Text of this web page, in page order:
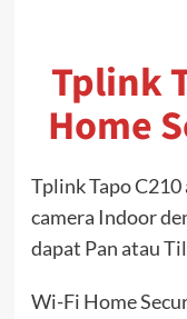
Tplink
Home
Tplink Tapo
camera Indoor
dapat Pan atau
Wi-Fi Home